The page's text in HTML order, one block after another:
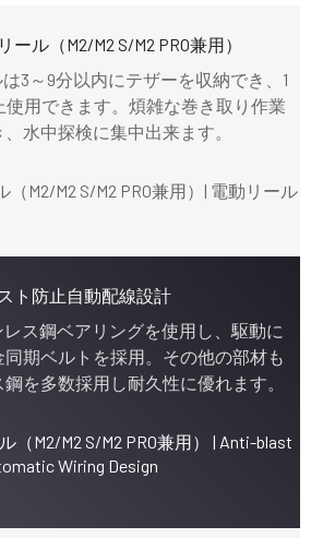
ール（M2/M2 S/M2 PRO兼用）
は3～9分以内にテザーを収納でき、1
使用できます。煩雑な巻き取り作業
水中探検に集中出来ます。
ト防止自動配線設計
ス鋼ベアリングを使用し、駆動に
期ベルトを採用。その他の部材も
を多数採用し耐久性に優れます。